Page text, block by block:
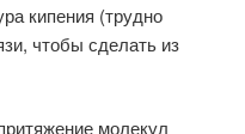
кипения (трудно
чтобы сделать из